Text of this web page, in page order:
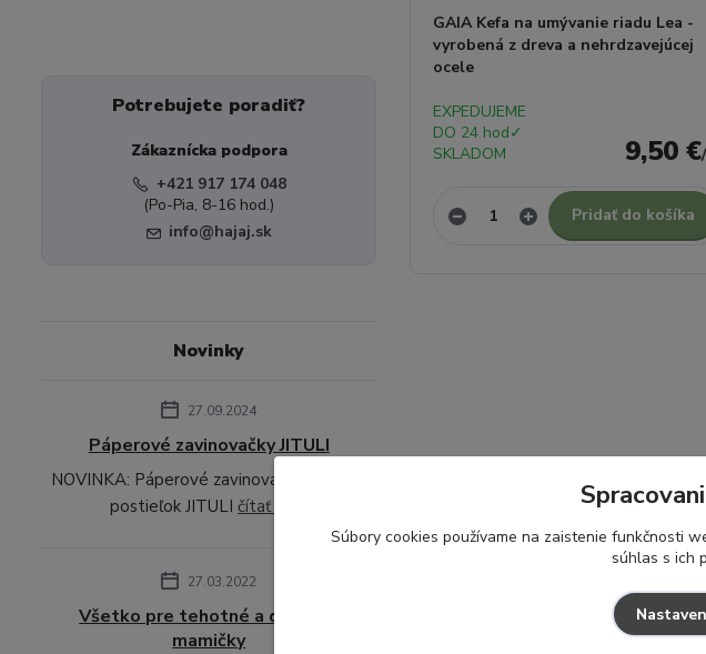
GAIA Kefa na umývanie riadu Lea -
vyrobená z dreva a nehrdzavejúcej
ocele
9,50 €/
EXPEDUJEME
DO 24 hod✓
SKLADOM
Pridať do košíka
Potrebujete poradiť?
Zákaznícka podpora
+421 917 174 048
(Po-Pia, 8-16 hod.)
info@hajaj.sk
Novinky
27.09.2024
Páperové zavinovačky JITULI
NOVINKA: Páperové zavinovačky sady do
postieľok JITULIčítať celé
27.03.2022
Všetko pre tehotné a dojčiace
mamičky
Súbory cookies používame na zaistenie funkčnosti
súhlas s ich